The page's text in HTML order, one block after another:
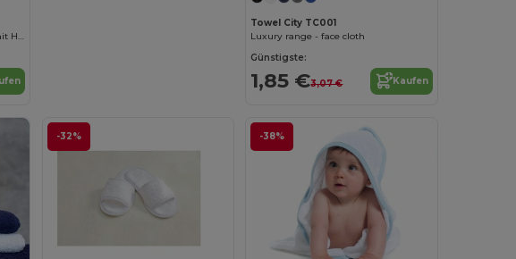
Luxuriöses Ringspun Badetuch mit Herringbone
Towel City TC001
Luxury range - face cloth
Günstigste:
1,85 €3,07 € Kaufen
-32% -38%